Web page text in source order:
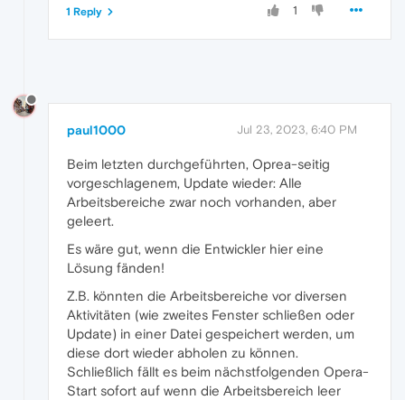
1
1 Reply
paul1000 Jul 23, 2023, 6:40 PM
Beim letzten durchgeführten, Oprea-seitig
vorgeschlagenem, Update wieder: Alle
Arbeitsbereiche zwar noch vorhanden, aber
geleert.
Es wäre gut, wenn die Entwickler hier eine
Lösung fänden!
Z.B. könnten die Arbeitsbereiche vor diversen
Aktivitäten (wie zweites Fenster schließen oder
Update) in einer Datei gespeichert werden, um
diese dort wieder abholen zu können.
Schließlich fällt es beim nächstfolgenden Opera-
Start sofort auf wenn die Arbeitsbereich leer